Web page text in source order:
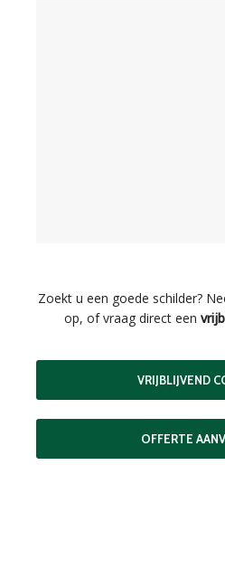
Zoekt u een goede schilder?
op, of vraag direct een
VRIJBLIJVEND
OFFERTE